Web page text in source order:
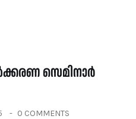
സെമിനാർ
0 COMMENTS